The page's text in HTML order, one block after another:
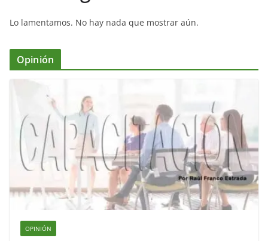
Lo lamentamos. No hay nada que mostrar aún.
Opinión
OPINIÓN